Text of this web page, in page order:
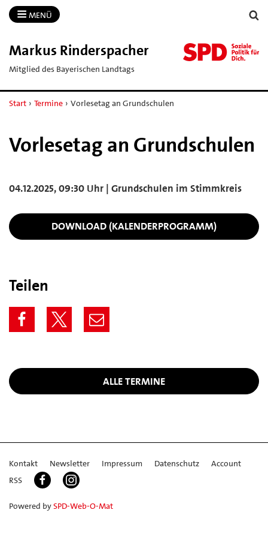
MENÜ
Markus Rinderspacher
Mitglied des Bayerischen Landtags
Start › Termine › Vorlesetag an Grundschulen
Vorlesetag an Grundschulen
04.12.2025, 09:30 Uhr | Grundschulen im Stimmkreis
DOWNLOAD (KALENDERPROGRAMM)
Teilen
ALLE TERMINE
Kontakt Newsletter Impressum Datenschutz
Account
RSS
Powered bySPD-Web-O-Mat